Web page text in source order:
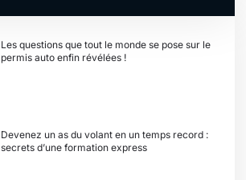
Les questions que tout le monde se pose sur le
permis auto enfin révélées !
Devenez un as du volant en un temps record :
secrets d’une formation express